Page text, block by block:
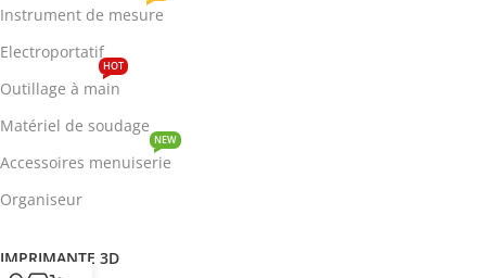
Instrument de mesure
Electroportatif
Outillage à main
HOT
Matériel de soudage
Accessoires menuiserie
NEW
Organiseur
IMPRIMANTE 3D